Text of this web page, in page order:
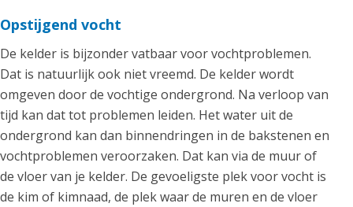
Opstijgend vocht
De kelder is bijzonder vatbaar voor vochtproblemen.
Dat is natuurlijk ook niet vreemd. De kelder wordt
omgeven door de vochtige ondergrond. Na verloop van
tijd kan dat tot problemen leiden. Het water uit de
ondergrond kan dan binnendringen in de bakstenen en
vochtproblemen veroorzaken. Dat kan via de muur of
de vloer van je kelder. De gevoeligste plek voor vocht is
de kim of kimnaad, de plek waar de muren en de vloer